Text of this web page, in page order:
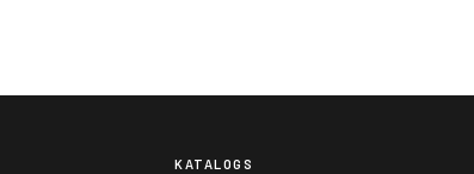
KATALOGS